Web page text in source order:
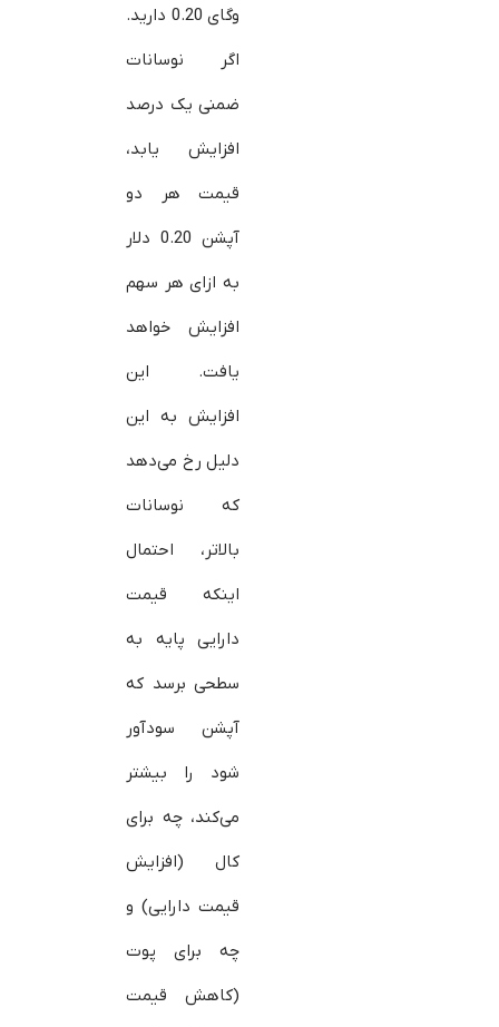
وگای 0.20 دارید.
اگر نوسانات
ضمنی یک درصد
افزایش یابد،
قیمت هر دو
آپشن 0.20 دلار
به ازای هر سهم
افزایش خواهد
یافت. این
افزایش به این
دلیل رخ می‌دهد
که نوسانات
بالاتر، احتمال
اینکه قیمت
دارایی پایه به
سطحی برسد که
آپشن سودآور
شود را بیشتر
می‌کند، چه برای
کال (افزایش
قیمت دارایی) و
چه برای پوت
(کاهش قیمت